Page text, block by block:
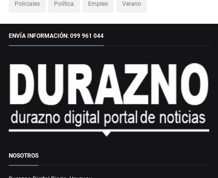
Policiales Política Empleo Verano
ENVÍA INFORMACIÓN: 099 961 044
NOSOTROS